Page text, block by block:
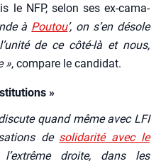
le NFP, selon ses ex-cama­
à Pou­tou’, on s’en désole
de ce côté-là et nous,
», com­pare le can­di­dat.
»
quand même avec LFI
de soli­da­ri­té avec le
droite, dans les